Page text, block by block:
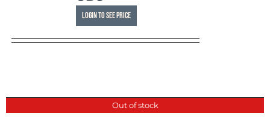
Login to see price
Out of stock